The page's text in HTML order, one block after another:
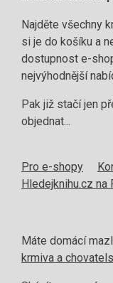
Najděte všechny
si je do košíku a
dostupnost e-
nejvýhodnější
Pak již stačí jen
objednat...
Pro e-shopy
Hledejknihu.cz na
Máte domácí
krmiva a